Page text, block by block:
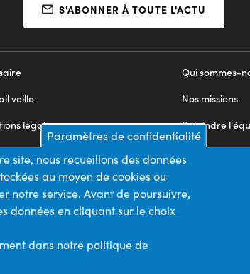
S'ABONNER À TOUTE L'ACTU
Qui sommes-
Nos missions
Rejoindre
Nous
veille
légales
d'offres
site
Paramètres de confidentialité
site, nous recueillons des données
au moyen de cookies ou
notre service. Avant de poursuivre,
données en cliquant sur le choix
dans notre politique de